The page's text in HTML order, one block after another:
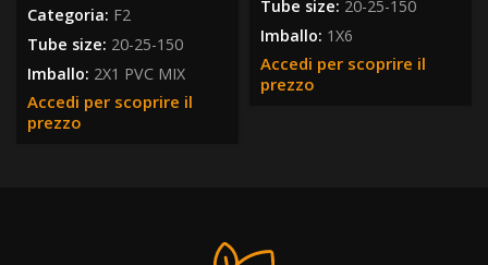
Categoria: F2
Tube size: 20-25-150
Imballo: 2X1 PVC MIX
Accedi per scoprire il
prezzo
Tube size: 20-25-150
Imballo: 1X6
Accedi per scoprire il
prezzo